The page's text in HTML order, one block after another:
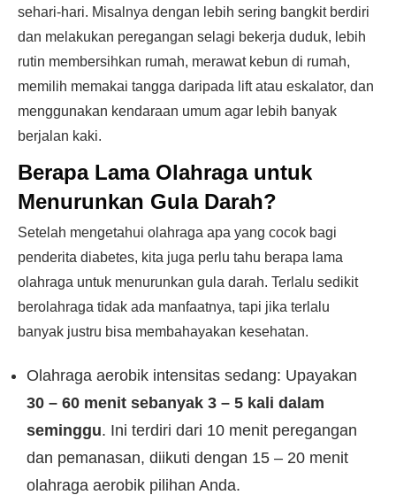
sehari-hari. Misalnya dengan lebih sering bangkit berdiri
dan melakukan peregangan selagi bekerja duduk, lebih
rutin membersihkan rumah, merawat kebun di rumah,
memilih memakai tangga daripada lift atau eskalator, dan
menggunakan kendaraan umum agar lebih banyak
berjalan kaki.
Berapa Lama Olahraga untuk
Menurunkan Gula Darah?
Setelah mengetahui olahraga apa yang cocok bagi
penderita diabetes, kita juga perlu tahu berapa lama
olahraga untuk menurunkan gula darah. Terlalu sedikit
berolahraga tidak ada manfaatnya, tapi jika terlalu
banyak justru bisa membahayakan kesehatan.
Olahraga aerobik intensitas sedang: Upayakan
30 – 60 menit sebanyak 3 – 5 kali dalam
seminggu. Ini terdiri dari 10 menit peregangan
dan pemanasan, diikuti dengan 15 – 20 menit
olahraga aerobik pilihan Anda.